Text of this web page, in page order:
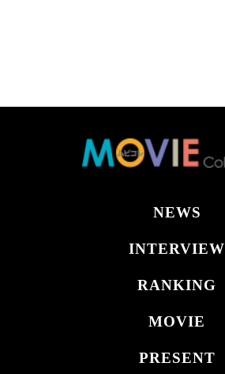
NEWS
INTERVIEW
RANKING
MOVIE
PRESENT